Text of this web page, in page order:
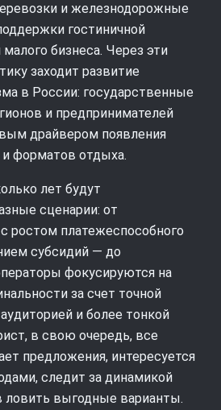
и железнодорожные
гостиничной
бизнеса. Через эти
заходит развитие
в России: государственные
и предпринимателей
драйвером появления
форматов отдыха.
лет будут
сценарии: от
ростом платежеспособного
субсидий — до
фокусируются на
за счет точной
и более тонкой
в свою очередь, все
предложения, интересуется
следит за динамикой
ловить выгодные варианты.